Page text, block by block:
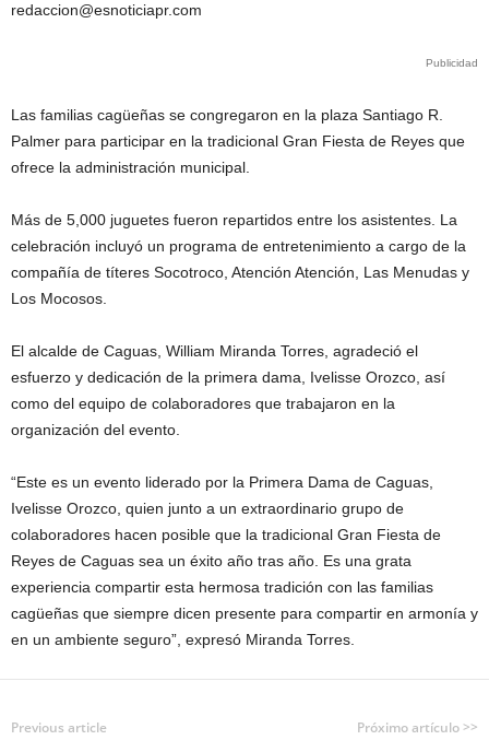
redaccion@esnoticiapr.com
Publicidad
Las familias cagüeñas se congregaron en la plaza Santiago R.
Palmer para participar en la tradicional Gran Fiesta de Reyes que
ofrece la administración municipal.
Más de 5,000 juguetes fueron repartidos entre los asistentes. La
celebración incluyó un programa de entretenimiento a cargo de la
compañía de títeres Socotroco, Atención Atención, Las Menudas y
Los Mocosos.
El alcalde de Caguas, William Miranda Torres, agradeció el
esfuerzo y dedicación de la primera dama, Ivelisse Orozco, así
como del equipo de colaboradores que trabajaron en la
organización del evento.
“Este es un evento liderado por la Primera Dama de Caguas,
Ivelisse Orozco, quien junto a un extraordinario grupo de
colaboradores hacen posible que la tradicional Gran Fiesta de
Reyes de Caguas sea un éxito año tras año. Es una grata
experiencia compartir esta hermosa tradición con las familias
cagüeñas que siempre dicen presente para compartir en armonía y
en un ambiente seguro”, expresó Miranda Torres.
Previous article Próximo artículo >>